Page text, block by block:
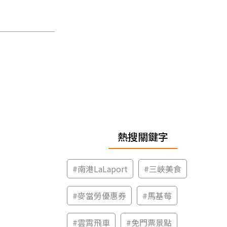
熱搜關鍵字
#南港LaLaport #三峽美食
#麥當勞優惠券 #馬基莓
#雲霄飛車 #免門票景點